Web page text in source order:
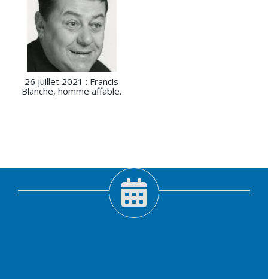
26 juillet 2021 : Francis
Blanche, homme affable.